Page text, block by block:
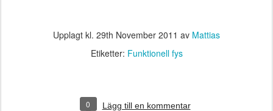
Upplagt kl. 29th November 2011 av Mattias
Etiketter: Funktionell fys
0 Lägg till en kommentar